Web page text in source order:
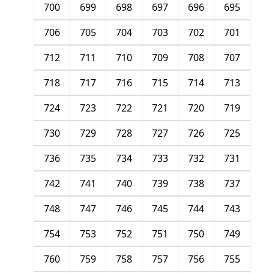
695
696
697
698
699
700
701
702
703
704
705
706
707
708
709
710
711
712
713
714
715
716
717
718
719
720
721
722
723
724
725
726
727
728
729
730
731
732
733
734
735
736
737
738
739
740
741
742
743
744
745
746
747
748
749
750
751
752
753
754
755
756
757
758
759
760